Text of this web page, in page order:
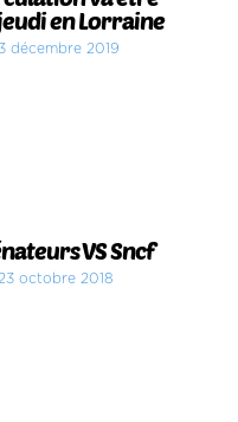
en Lorraine
décembre 2019
VS Sncf
octobre 2018